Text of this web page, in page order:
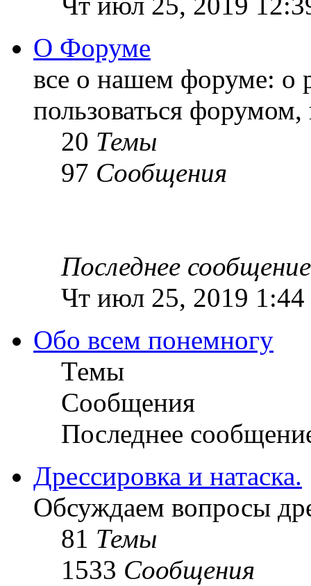
О Форуме
все о нашем форуме: о
пользоваться
20 Темы
97 Сообщения
Последнее сообщение
Чт июл 25, 2019 1:44
Обо всем понемногу
Темы
Сообщения
Последнее
Дрессировка и натаска.
Обсуждаем вопросы
81 Темы
1533 Сообщения